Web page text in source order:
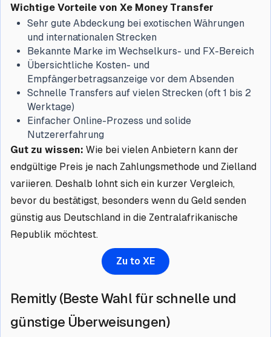
Wichtige Vorteile von Xe Money Transfer
Sehr gute Abdeckung bei exotischen Währungen
und internationalen Strecken
Bekannte Marke im Wechselkurs- und FX-Bereich
Übersichtliche Kosten- und
Empfängerbetragsanzeige vor dem Absenden
Schnelle Transfers auf vielen Strecken (oft 1 bis 2
Werktage)
Einfacher Online-Prozess und solide
Nutzererfahrung
Gut zu wissen: Wie bei vielen Anbietern kann der
endgültige Preis je nach Zahlungsmethode und Zielland
variieren. Deshalb lohnt sich ein kurzer Vergleich,
bevor du bestätigst, besonders wenn du Geld senden
günstig aus Deutschland in die Zentralafrikanische
Republik möchtest.
Zu to XE
Remitly (Beste Wahl für schnelle und
günstige Überweisungen)